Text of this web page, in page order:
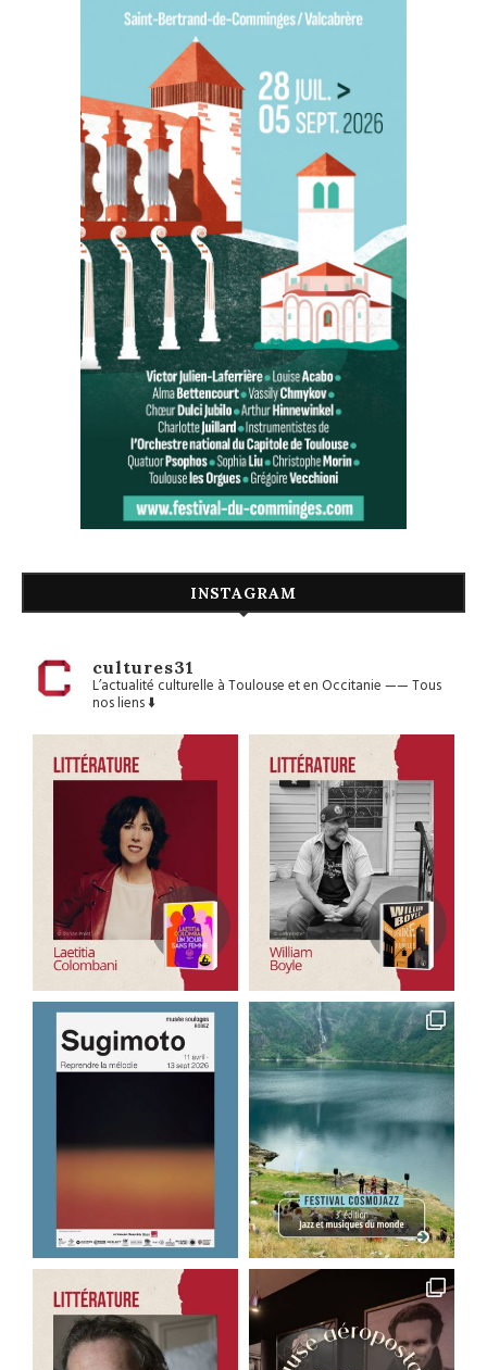
INSTAGRAM
cultures31
L’actualité culturelle à Toulouse et en Occitanie——Tous
nos liens ⬇️